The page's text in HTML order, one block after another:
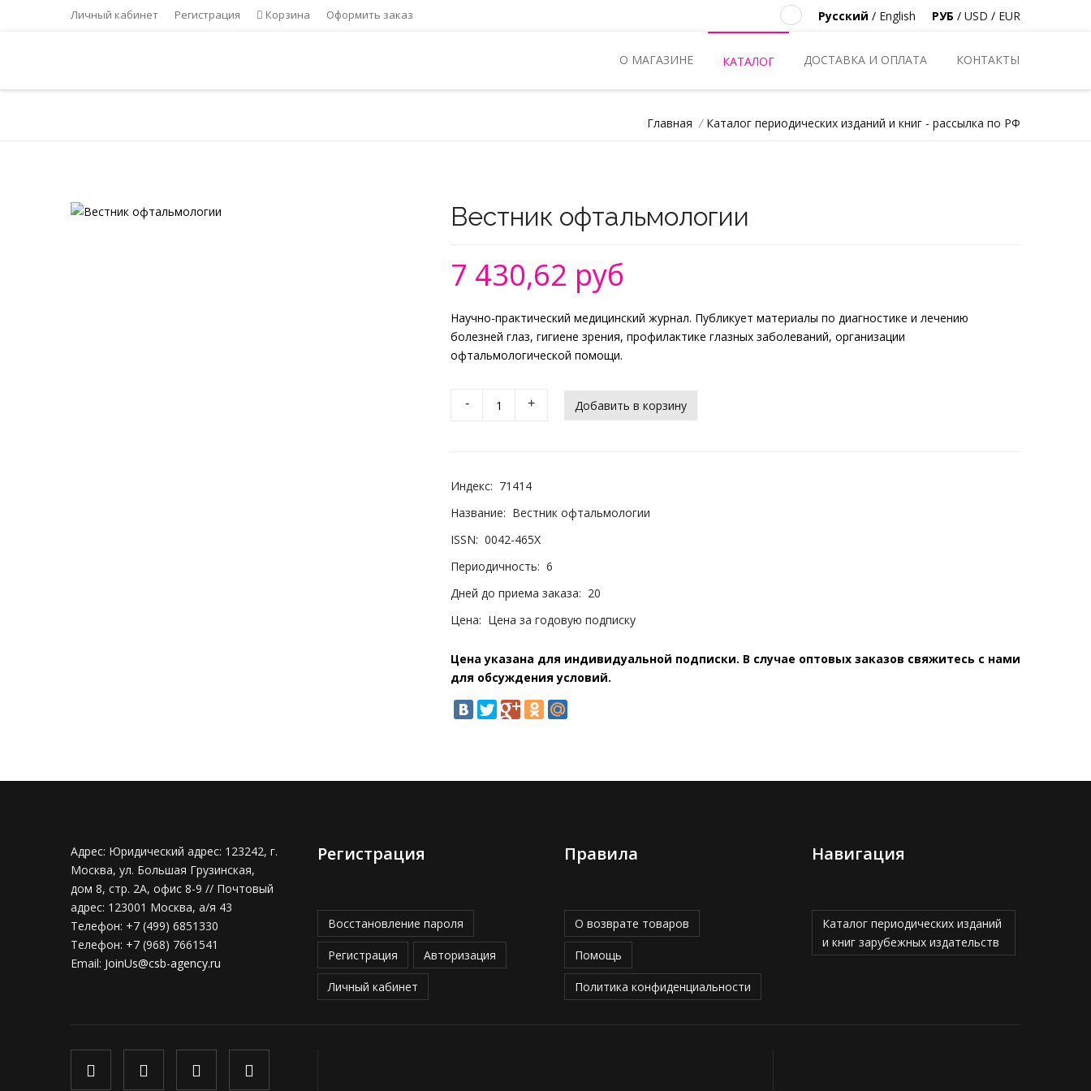
Личный кабинет Регистрация Корзина Оформить заказ РУБ / USD / EUR
Русский / English
О МАГАЗИНЕ КАТАЛОГ ДОСТАВКА И ОПЛАТА КОНТАКТЫ
Главная / Каталог периодических изданий и книг - рассылка по РФ
Вестник офтальмологии
7 430,62 руб
Научно-практический медицинский журнал. Публикует материалы по диагностике и лечению
болезней глаз, гигиене зрения, профилактике глазных заболеваний, организации
офтальмологической помощи.
- +
Индекс: 71414
Название: Вестник офтальмологии
ISSN: 0042-465X
Периодичность: 6
Дней до приема заказа: 20
Цена: Цена за годовую подписку
Цена указана для индивидуальной подписки. В случае оптовых заказов свяжитесь с нами
для обсуждения условий.
Адрес: Юридический адрес: 123242, г.
Москва, ул. Большая Грузинская,
дом 8, стр. 2А, офис 8-9 // Почтовый
адрес: 123001 Москва, а/я 43
Телефон: +7 (499) 6851330
Телефон: +7 (968) 7661541
Email: JoinUs@csb-agency.ru
Регистрация
Восстановление пароля
Регистрация Авторизация
Личный кабинет
Правила
О возврате товаров
Помощь
Политика конфиденциальности
Навигация
Каталог периодических изданий
и книг зарубежных издательств